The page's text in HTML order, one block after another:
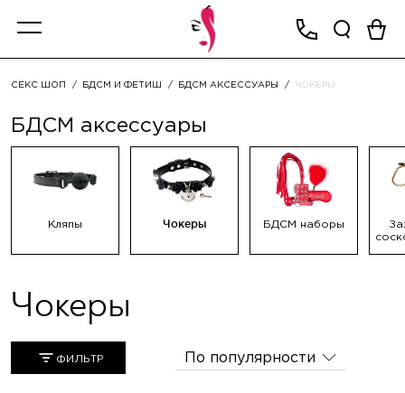
СЕКС ШОП БДСМ И ФЕТИШ БДСМ АКСЕССУАРЫ ЧОКЕРЫ
БДСМ аксессуары
Кляпы Чокеры БДСМ наборы
Чокеры
По популярности
ФИЛЬТР